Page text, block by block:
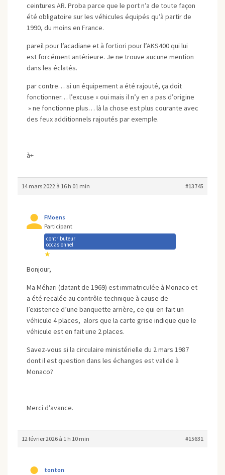
ceintures AR. Proba parce que le port n’a de toute façon
été obligatoire sur les véhicules équipés qu’à partir de
1990, du moins en France.
pareil pour l’acadiane et à fortiori pour l’AKS400 qui lui
est forcément antérieure. Je ne trouve aucune mention
dans les éclatés.
par contre… si un équipement a été rajouté, ça doit
fonctionner… l’excuse « oui mais il n’y en a pas d’origine
» ne fonctionne plus… là la chose est plus courante avec
des feux additionnels rajoutés par exemple.
à+
14 mars 2022 à 16 h 01 min #13745
FMoens
Participant
contributeur
occasionnel
★
Bonjour,
Ma Méhari (datant de 1969) est immatriculée à Monaco et
a été recalée au contrôle technique à cause de
l’existence d’une banquette arrière, ce qui en fait un
véhicule 4 places, alors que la carte grise indique que le
véhicule est en fait une 2 places.
Savez-vous si la circulaire ministérielle du 2 mars 1987
dont il est question dans les échanges est valide à
Monaco?
Merci d’avance.
12 février 2026 à 1 h 10 min #15631
tonton